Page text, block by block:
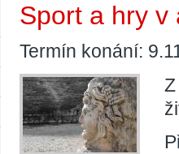
Sport a hry v
Termín konání: